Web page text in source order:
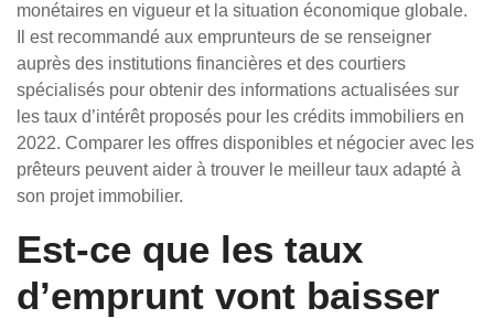
monétaires en vigueur et la situation économique globale.
Il est recommandé aux emprunteurs de se renseigner
auprès des institutions financières et des courtiers
spécialisés pour obtenir des informations actualisées sur
les taux d’intérêt proposés pour les crédits immobiliers en
2022. Comparer les offres disponibles et négocier avec les
prêteurs peuvent aider à trouver le meilleur taux adapté à
son projet immobilier.
Est-ce que les taux
d’emprunt vont baisser